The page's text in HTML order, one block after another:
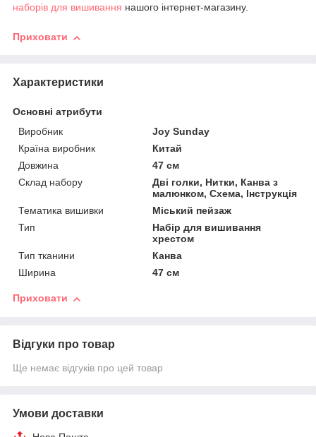
наборів для вишивання нашого інтернет-магазину.
Приховати
Характеристики
Основні атрибути
Виробник
Joy Sunday
Країна виробник
Китай
Довжина
47 см
Склад набору
Дві голки, Нитки, Канва з
малюнком, Схема, Інструкція
Тематика вишивки
Міський пейзаж
Тип
Набір для вишивання
хрестом
Тип тканини
Канва
Ширина
47 см
Приховати
Відгуки про товар
Ще немає відгуків про цей товар
Умови доставки